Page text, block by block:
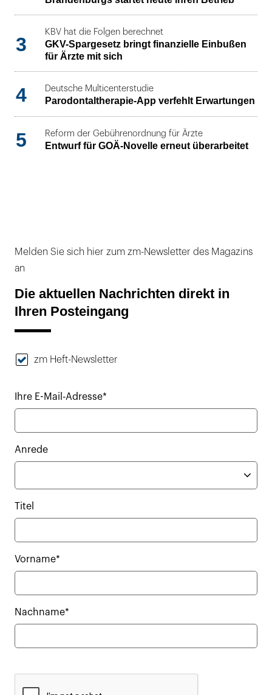
3
KBV hat die Folgen berechnet
GKV-Spargesetz bringt finanzielle Einbußen
für Ärzte mit sich
4 Deutsche Multicenterstudie
Parodontaltherapie-App verfehlt Erwartungen
5 Reform der Gebührenordnung für Ärzte
Entwurf für GOÄ-Novelle erneut überarbeitet
Melden Sie sich hier zum zm-Newsletter des Magazins
an
Die aktuellen Nachrichten direkt in
Ihren Posteingang
zm Heft-Newsletter
Ihre E-Mail-Adresse*
Anrede
Titel
Vorname*
Nachname*